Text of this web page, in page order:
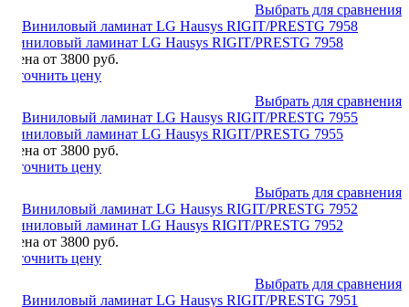
Выбрать для сравнения
Виниловый ламинат LG Hausys RIGIT/PRESTG 7958
Цена от 3800 руб.
Уточнить цену
Выбрать для сравнения
Виниловый ламинат LG Hausys RIGIT/PRESTG 7955
Цена от 3800 руб.
Уточнить цену
Выбрать для сравнения
Виниловый ламинат LG Hausys RIGIT/PRESTG 7952
Цена от 3800 руб.
Уточнить цену
Выбрать для сравнения